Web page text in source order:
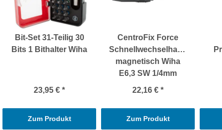
Bit-Set 31-Teilig 30
Bits 1 Bithalter Wiha
23,95 € *
Zum Produkt
CentroFix Force
Schnellwechselhalter
magnetisch Wiha
E6,3 SW 1/4mm
22,16 € *
Zum Produkt